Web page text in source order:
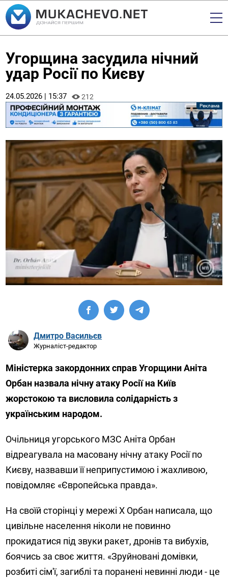
Угорщина засудила нічний
удар Росії по Києву
24.05.2026 | 15:37 212
Дмитро Васильєв
Журналіст-редактор
Міністерка закордонних справ Угорщини Аніта
Орбан назвала нічну атаку Росії на Київ
жорстокою та висловила солідарність з
українським народом.
Очільниця угорського МЗС Аніта Орбан
відреагувала на масовану нічну атаку Росії по
Києву, назвавши її неприпустимою і жахливою,
повідомляє «Європейська правда».
На своїй сторінці у мережі X Орбан написала, що
цивільне населення ніколи не повинно
прокидатися під звуки ракет, дронів та вибухів,
боячись за своє життя. «Зруйновані домівки,
розбиті сім'ї, загиблі та поранені невинні люди - це